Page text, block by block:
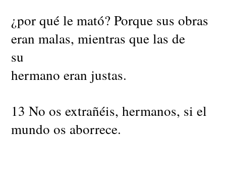
¿por qué le mató? Porque sus obras
eran malas, mientras que las de
su
hermano eran justas.
13 No os extrañéis, hermanos, si el
mundo os aborrece.